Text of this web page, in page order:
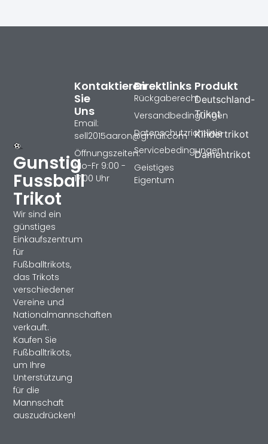
Gunstig
Fussball
Trikot
Wir sind ein
günstiges
Einkaufszentrum
für
Fußballtrikots,
das Trikots
verschiedener
Vereine und
Nationalmannschaften
verkauft.
Kaufen Sie
Fußballtrikots,
um Ihre
Unterstützung
für die
Mannschaft
auszudrücken!
Produkt
Deutschland-
Trikot
Kindertrikot
Damentrikot
Direktlinks
Rückgaberecht
Versandbedingungen
Datenschutzrichtlinie
Servicebedingungen
Geistiges
Eigentum
Kontaktieren
Sie
Uns
Email:
sell2015aaron@gmail.com
Öffnungszeiten:
Mo-Fr 9:00 -
17:00 Uhr